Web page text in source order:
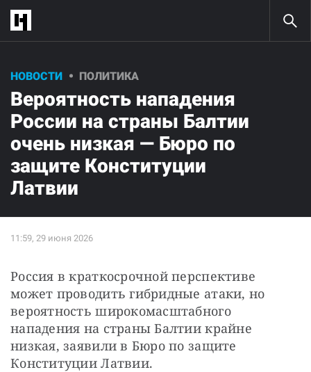
НОВОСТИ ПОЛИТИКА
Вероятность нападения
России на страны Балтии
очень низкая — Бюро по
защите Конституции
Латвии
Россия в краткосрочной перспективе
может проводить гибридные атаки, но
вероятность широкомасштабного
нападения на страны Балтии крайне
низкая, заявили в Бюро по защите
Конституции Латвии.